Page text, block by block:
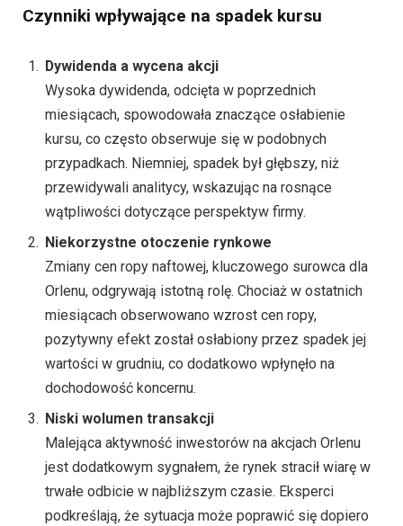
Czynniki wpływające na spadek kursu
Dywidenda a wycena akcji
Wysoka dywidenda, odcięta w poprzednich
miesiącach, spowodowała znaczące osłabienie
kursu, co często obserwuje się w podobnych
przypadkach. Niemniej, spadek był głębszy, niż
przewidywali analitycy, wskazując na rosnące
wątpliwości dotyczące perspektyw firmy.
Niekorzystne otoczenie rynkowe
Zmiany cen ropy naftowej, kluczowego surowca dla
Orlenu, odgrywają istotną rolę. Chociaż w ostatnich
miesiącach obserwowano wzrost cen ropy,
pozytywny efekt został osłabiony przez spadek jej
wartości w grudniu, co dodatkowo wpłynęło na
dochodowość koncernu.
Niski wolumen transakcji
Malejąca aktywność inwestorów na akcjach Orlenu
jest dodatkowym sygnałem, że rynek stracił wiarę w
trwałe odbicie w najbliższym czasie. Eksperci
podkreślają, że sytuacja może poprawić się dopiero